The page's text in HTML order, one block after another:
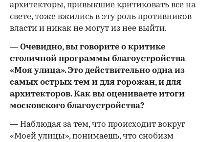
архитекторы, привыкшие критиковать все на
свете, тоже вжились в эту роль противников
власти и никак не могут из нее выйти.
— Очевидно, вы говорите о критике
столичной программы благоустройства
«Моя улица». Это действительно одна из
самых острых тем и для горожан, и для
архитекторов. Как вы оцениваете итоги
московского благоустройства?
— Наблюдая за тем, что происходит вокруг
«Моей улицы», понимаешь, что снобизм